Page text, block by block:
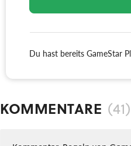
Du hast bereits GameStar
KOMMENTARE (41)